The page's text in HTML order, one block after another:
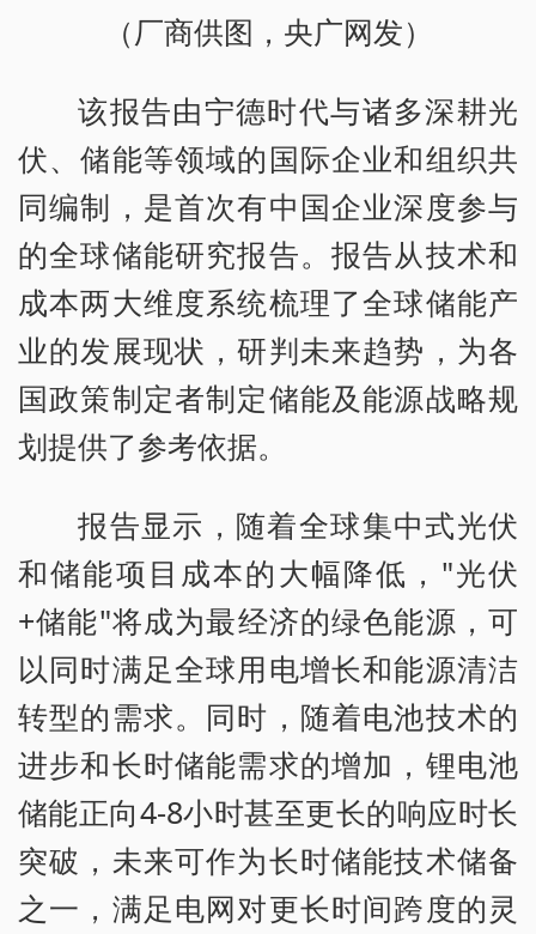
（厂商供图，央广网发）
该报告由宁德时代与诸多深耕光
伏、储能等领域的国际企业和组织共
同编制，是首次有中国企业深度参与
的全球储能研究报告。报告从技术和
成本两大维度系统梳理了全球储能产
业的发展现状，研判未来趋势，为各
国政策制定者制定储能及能源战略规
划提供了参考依据。
报告显示，随着全球集中式光伏
和储能项目成本的大幅降低，"光伏
+储能"将成为最经济的绿色能源，可
以同时满足全球用电增长和能源清洁
转型的需求。同时，随着电池技术的
进步和长时储能需求的增加，锂电池
储能正向4-8小时甚至更长的响应时长
突破，未来可作为长时储能技术储备
之一，满足电网对更长时间跨度的灵